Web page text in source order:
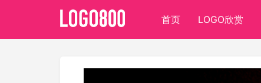
首页 LOGO欣赏